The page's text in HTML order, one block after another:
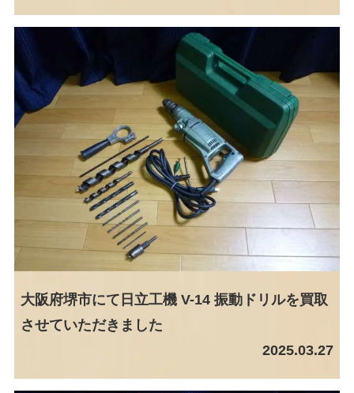
大阪府堺市にて日立工機 V-14 振動ドリルを買取
させていただきました
2025.03.27